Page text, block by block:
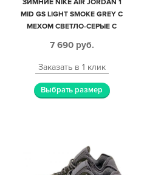
ЗИМНИЕ NIKE AIR JORDAN 1
MID GS LIGHT SMOKE GREY С
МЕХОМ СВЕТЛО-СЕРЫЕ С
МУЖСКИЕ-ЖЕНСКИЕ (35-44)
7 690 руб.
Заказать в 1 клик
Выбрать размер